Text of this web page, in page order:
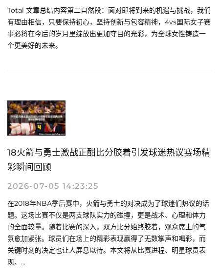
Total 文章总结内容第二自然段：面对即将到来的机遇与挑战，我们
有理由相信，只要保持初心，坚持创新与包容精神，4vs国际女子赛
事必将在今后的岁月里绽放出更加夺目的光彩，为全球女性铸造一
个更美好的未来。
18火箭与勇士激战正酣比分胶着引发球迷热议赛场精
彩瞬间回顾
2026-07-05 14:23:25
在2018年NBA季后赛中，火箭与勇士的对决成为了球迷们热议的话
题。这场比赛不仅是两支球队实力的碰撞，更是战术、心理和体力
的全面较量。随着比赛的深入，双方比分始终胶着，观众席上的气
氛愈加紧张。球员们在场上的精彩表现赢得了无数掌声和喝彩，而
关键时刻的决定也让人屏息以待。本文将从比赛进程、明星球员表
现、...